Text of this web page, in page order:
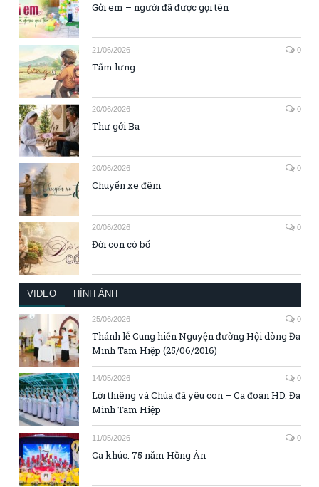
Gởi em – người đã được gọi tên
21/06/2026 0
Tấm lưng
20/06/2026 0
Thư gởi Ba
20/06/2026 0
Chuyến xe đêm
20/06/2026 0
Đời con có bố
VIDEO HÌNH ẢNH
25/06/2026 0
Thánh lễ Cung hiến Nguyện đường Hội dòng Đa
Minh Tam Hiệp (25/06/2016)
14/05/2026 0
Lời thiêng và Chúa đã yêu con – Ca đoàn HD. Đa
Minh Tam Hiệp
11/05/2026 0
Ca khúc: 75 năm Hồng Ân